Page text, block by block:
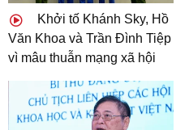
Khởi tố Khánh Sky, Hồ
Văn Khoa và Trần Đình Tiệp
vì mâu thuẫn mạng xã hội